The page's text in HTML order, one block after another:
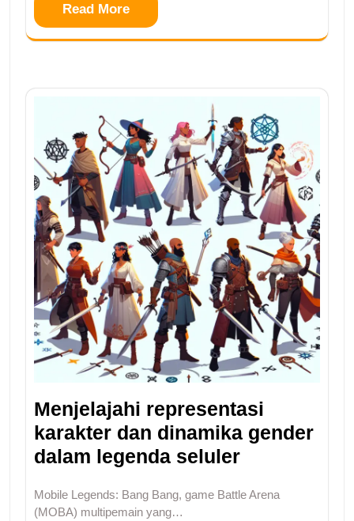
Read More
Menjelajahi representasi
karakter dan dinamika gender
dalam legenda seluler
Mobile Legends: Bang Bang, game Battle Arena
(MOBA) multipemain yang…